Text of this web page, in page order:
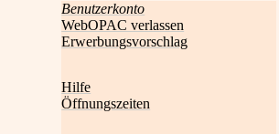
Benutzerkonto
WebOPAC verlassen
Erwerbungsvorschlag
Hilfe
Öffnungszeiten